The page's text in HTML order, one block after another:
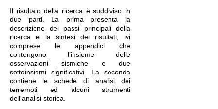
Il risultato della ricerca è suddiviso in
due parti. La prima presenta la
descrizione dei passi principali della
ricerca e la sintesi dei risultati, ivi
comprese le appendici che
contengono l’insieme delle
osservazioni sismiche e due
sottoinsiemi significativi. La seconda
contiene le schede di analisi dei
terremoti ed alcuni strumenti
dell'analisi storica.